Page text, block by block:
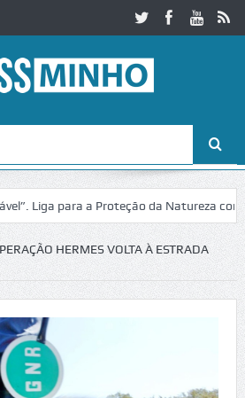
para a Proteção da Natureza
do Castelo de Cerveira assegura
HERMES VOLTA À ESTRADA